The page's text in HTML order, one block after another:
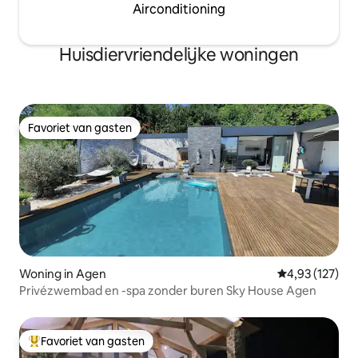
Airconditioning
Huisdiervriendelijke woningen
Favoriet van gasten
Favoriet van gasten
Woning in Agen Gemiddelde
4,93 (127)
Privézwembad en -spa zonder buren Sky House Agen
Topfavoriet van gasten
Favoriet van gasten